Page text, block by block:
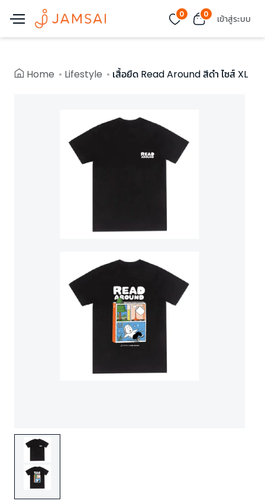
0 0 เข้าสู่ระบบ
Home Lifestyle เสื้อยืด Read Around สีดำ ไซส์ XL